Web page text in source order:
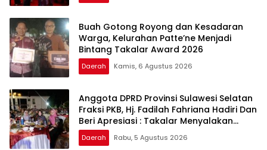
Buah Gotong Royong dan Kesadaran
Warga, Kelurahan Patte’ne Menjadi
Bintang Takalar Award 2026
Daerah Kamis, 6 Agustus 2026
Anggota DPRD Provinsi Sulawesi Selatan
Fraksi PKB, Hj. Fadilah Fahriana Hadiri Dan
Beri Apresiasi : Takalar Menyalakan
Lentera Pengabdian Melalui Malam
Apresiasi dan Inovasi Award 2026
Daerah Rabu, 5 Agustus 2026